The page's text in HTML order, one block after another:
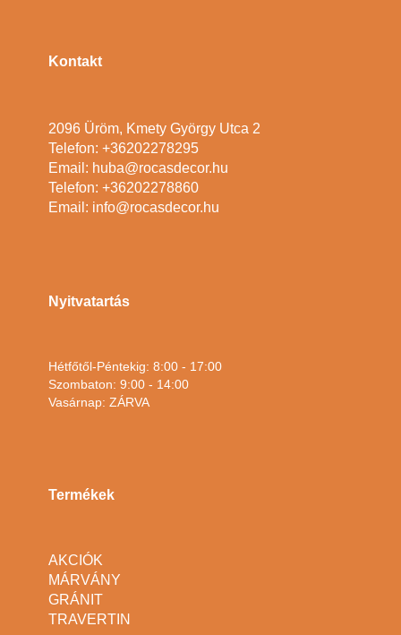
Kontakt
2096 Üröm, Kmety György Utca 2
Telefon: +36202278295
Email: huba@rocasdecor.hu
Telefon: +36202278860
Email: info@rocasdecor.hu
Nyitvatartás
Hétfőtől-Péntekig: 8:00 - 17:00
Szombaton: 9:00 - 14:00
Vasárnap: ZÁRVA
Termékek
AKCIÓK
MÁRVÁNY
GRÁNIT
TRAVERTIN